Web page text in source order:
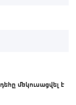
մեկուսացվել է